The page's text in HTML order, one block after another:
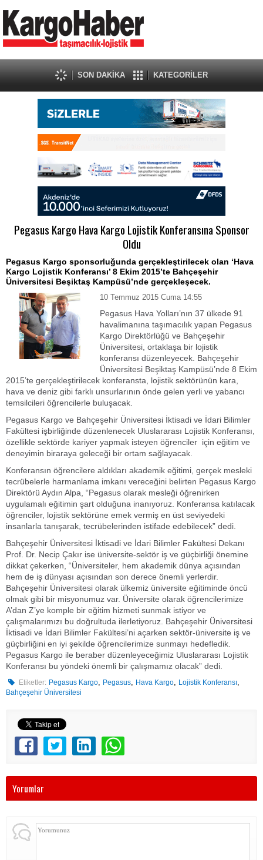
SON DAKİKA KATEGORİLER
Pegasus Kargo Hava Kargo Lojistik Konferansına Sponsor
Oldu
Pegasus Kargo sponsorluğunda gerçekleştirilecek olan ‘Hava
Kargo Lojistik Konferansı’ 8 Ekim 2015’te Bahçeşehir
Üniversitesi Beşiktaş Kampüsü’nde gerçekleşecek.
10 Temmuz 2015 Cuma 14:55
Pegasus Hava Yolları’nın 37 ülkede 91
havalimanına taşımacılık yapan Pegasus
Kargo Direktörlüğü ve Bahçeşehir
Üniversitesi, ortaklaşa bir lojistik
konferansı düzenleyecek. Bahçeşehir
Üniversitesi Beşiktaş Kampüsü’nde 8 Ekim
2015’te gerçekleştirilecek konferansta, lojistik sektörünün kara,
hava ve deniz gibi farklı unsurlarının önde gelen yerli ve yabancı
temsilcileri öğrencilerle buluşacak.
Pegasus Kargo ve Bahçeşehir Üniversitesi İktisadi ve İdari Bilimler
Fakültesi işbirliğinde düzenlenecek Uluslararası Lojistik Konferansı,
özellikle sektörde kariyer yapmak isteyen öğrenciler için eğitim ve
deneyimin biraraya geleceği bir ortam sağlayacak.
Konferansın öğrencilere aldıkları akademik eğitimi, gerçek mesleki
tecrübelerle harmanlama imkanı vereceğini belirten Pegasus Kargo
Direktörü Aydın Alpa, “Pegasus olarak mesleği öğrenirken
uygulamalı eğitimin şart olduğuna inanıyoruz. Konferansa katılacak
öğrenciler, lojistik sektörüne emek vermiş en üst seviyedeki
insanlarla tanışarak, tecrübelerinden istifade edebilecek” dedi.
Bahçeşehir Üniversitesi İktisadi ve İdari Bilimler Fakültesi Dekanı
Prof. Dr. Necip Çakır ise üniversite-sektör iş ve güçbirliği önemine
dikkat çekerken, “Üniversiteler, hem akademik dünya açısından
hem de iş dünyası açısından son derece önemli yerlerdir.
Bahçeşehir Üniversitesi olarak ülkemiz üniversite eğitiminde öncü
olmak gibi bir misyonumuz var. Üniversite olarak öğrencilerimize
A’dan Z’ye komple bir eğitim hizmeti sunmak istiyor ve
çalışmalarımızı bu doğrultuda ilerletiyoruz. Bahçeşehir Üniversitesi
İktisadi ve İdari Bilimler Fakültesi’ni açarken sektör-üniversite iş ve
güçbirliğini en iyi şekilde öğrencilerimize sunmayı hedefledik.
Pegasus Kargo ile beraber düzenleyeceğimiz Uluslararası Lojistik
Konferansı bu yöndeki önemli bir çalışmamız olacak” dedi.
Etiketler: Pegasus Kargo, Pegasus, Hava Kargo, Lojistik Konferansı,
Bahçeşehir Üniversitesi
Yorumlar